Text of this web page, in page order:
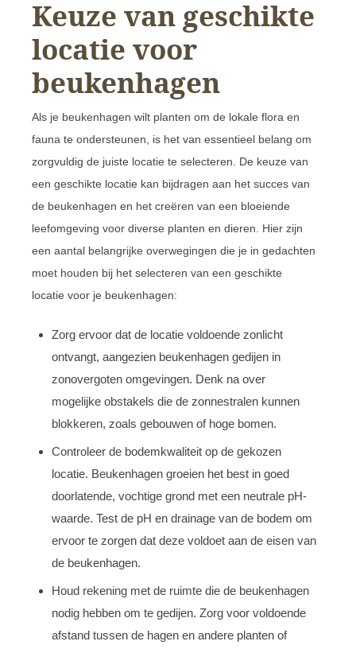
Keuze van geschikte
locatie voor
beukenhagen
Als je beukenhagen wilt planten om de lokale flora en
fauna te ondersteunen, is het van essentieel belang om
zorgvuldig de juiste locatie te selecteren. De keuze van
een geschikte locatie kan bijdragen aan het succes van
de beukenhagen en het creëren van een bloeiende
leefomgeving voor diverse planten en dieren. Hier zijn
een aantal belangrijke overwegingen die je in gedachten
moet houden bij het selecteren van een geschikte
locatie voor je beukenhagen:
Zorg ervoor dat de locatie voldoende zonlicht
ontvangt, aangezien beukenhagen gedijen in
zonovergoten omgevingen. Denk na over
mogelijke obstakels die de zonnestralen kunnen
blokkeren, zoals gebouwen of hoge bomen.
Controleer de bodemkwaliteit op de gekozen
locatie. Beukenhagen groeien het best in goed
doorlatende, vochtige grond met een neutrale pH-
waarde. Test de pH en drainage van de bodem om
ervoor te zorgen dat deze voldoet aan de eisen van
de beukenhagen.
Houd rekening met de ruimte die de beukenhagen
nodig hebben om te gedijen. Zorg voor voldoende
afstand tussen de hagen en andere planten of